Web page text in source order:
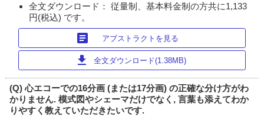
全文ダウンロード： 従量制、基本料金制の方共に1,133
円(税込) です。
article アブストラクトを見る
download 全文ダウンロード(1.38MB)
(Q) 心エコーでの16分画 (または17分画) の正確な分け方がわ
かりません. 模式図やシェーマだけでなく, 言葉も添えてわか
りやすく教えていただきたいです.